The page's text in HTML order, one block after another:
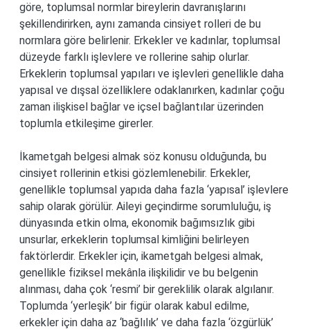
göre, toplumsal normlar bireylerin davranışlarını
şekillendirirken, aynı zamanda cinsiyet rolleri de bu
normlara göre belirlenir. Erkekler ve kadınlar, toplumsal
düzeyde farklı işlevlere ve rollerine sahip olurlar.
Erkeklerin toplumsal yapıları ve işlevleri genellikle daha
yapısal ve dışsal özelliklere odaklanırken, kadınlar çoğu
zaman ilişkisel bağlar ve içsel bağlantılar üzerinden
toplumla etkileşime girerler.
İkametgah belgesi almak söz konusu olduğunda, bu
cinsiyet rollerinin etkisi gözlemlenebilir. Erkekler,
genellikle toplumsal yapıda daha fazla ‘yapısal’ işlevlere
sahip olarak görülür. Aileyi geçindirme sorumluluğu, iş
dünyasında etkin olma, ekonomik bağımsızlık gibi
unsurlar, erkeklerin toplumsal kimliğini belirleyen
faktörlerdir. Erkekler için, ikametgah belgesi almak,
genellikle fiziksel mekânla ilişkilidir ve bu belgenin
alınması, daha çok ‘resmi’ bir gereklilik olarak algılanır.
Toplumda ‘yerleşik’ bir figür olarak kabul edilme,
erkekler için daha az ‘bağlılık’ ve daha fazla ‘özgürlük’